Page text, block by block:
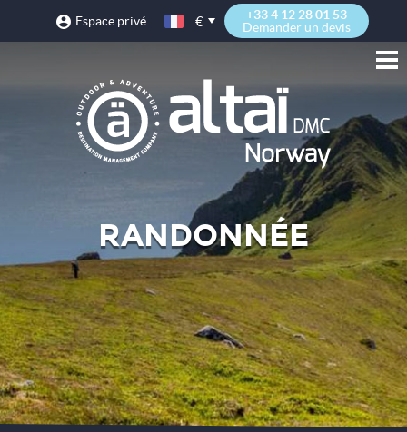
Espace privé €
+33 4 12 28 01 53
Demander un devis
RANDONNÉE